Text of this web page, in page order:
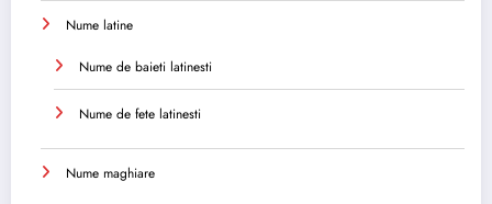
Nume latine
Nume de baieti latinesti
Nume de fete latinesti
Nume maghiare